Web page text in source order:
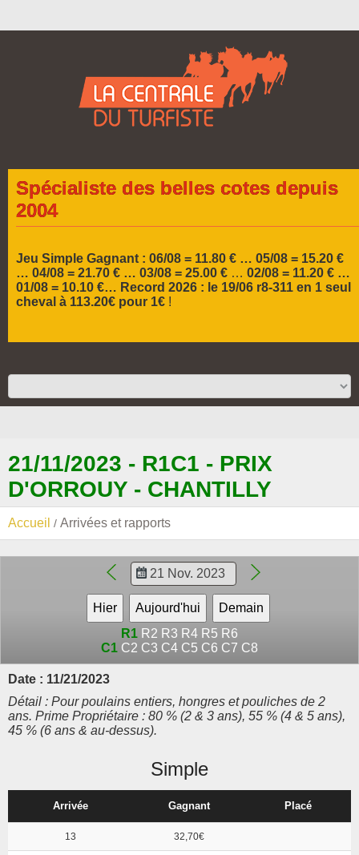
Jeu Simple Gagnant : 06/08 = 11.80 € … 05/08 = 15.20 €
… 04/08 = 21.70 € … 03/08 = 25.00 € … 02/08 = 11.20 € …
01/08 = 10.10 €… Record 2026 : le 19/06 r8-311 en 1 seul
cheval à 113.20€ pour 1€ !
21/11/2023 - R1C1 - PRIX
D'ORROUY - CHANTILLY
Accueil Arrivées et rapports
R1 R2 R3 R4 R5 R6
C1 C2 C3 C4 C5 C6 C7 C8
Date : 11/21/2023
Détail : Pour poulains entiers, hongres et pouliches de 2
ans. Prime Propriétaire : 80 % (2 & 3 ans), 55 % (4 & 5 ans),
45 % (6 ans & au-dessus).
Simple
Arrivée Gagnant Placé
13 32,70€